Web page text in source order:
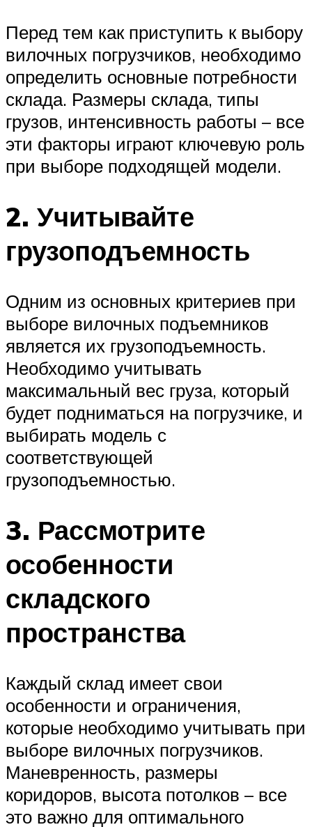
Перед тем как приступить к выбору
вилочных погрузчиков, необходимо
определить основные потребности
склада. Размеры склада, типы
грузов, интенсивность работы – все
эти факторы играют ключевую роль
при выборе подходящей модели.
2. Учитывайте
грузоподъемность
Одним из основных критериев при
выборе вилочных подъемников
является их грузоподъемность.
Необходимо учитывать
максимальный вес груза, который
будет подниматься на погрузчике, и
выбирать модель с
соответствующей
грузоподъемностью.
3. Рассмотрите
особенности
складского
пространства
Каждый склад имеет свои
особенности и ограничения,
которые необходимо учитывать при
выборе вилочных погрузчиков.
Маневренность, размеры
коридоров, высота потолков – все
это важно для оптимального